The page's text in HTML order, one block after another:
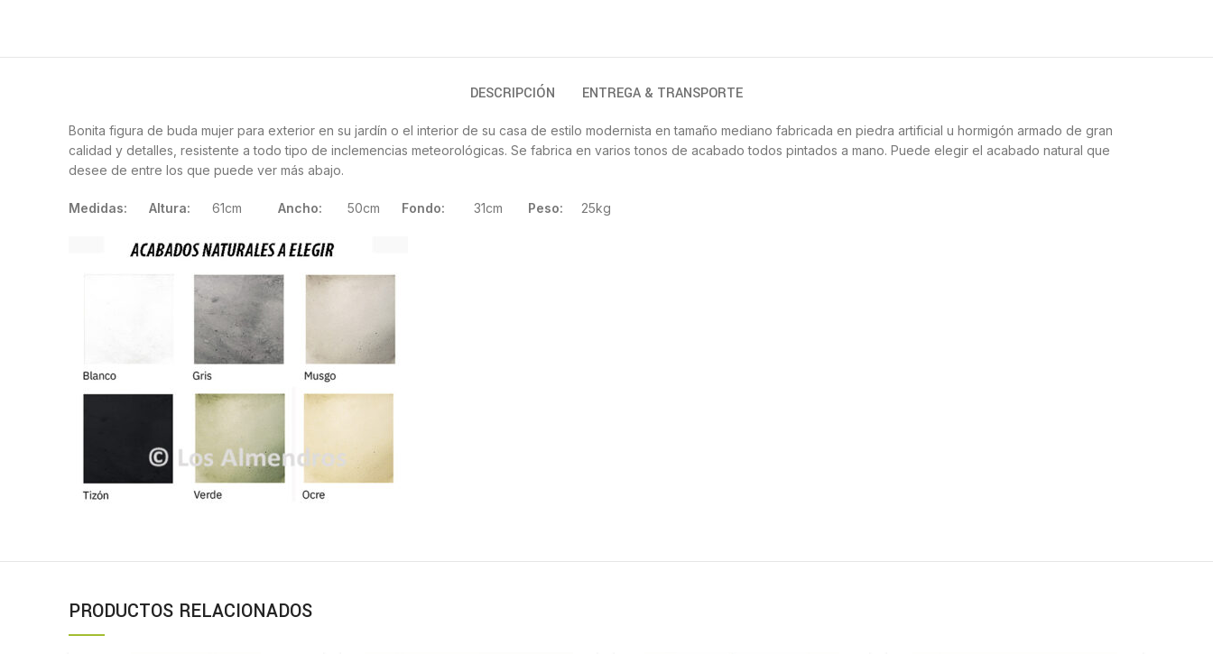
DESCRIPCIÓN ENTREGA & TRANSPORTE
Bonita figura de buda mujer para exterior en su jardín o el interior de su casa de estilo modernista en tamaño mediano fabricada en piedra artificial u hormigón armado de gran
calidad y detalles, resistente a todo tipo de inclemencias meteorológicas. Se fabrica en varios tonos de acabado todos pintados a mano. Puede elegir el acabado natural que
desee de entre los que puede ver más abajo.
Medidas: Altura: 61cm Ancho: 50cm Fondo: 31cm Peso: 25kg
PRODUCTOS RELACIONADOS